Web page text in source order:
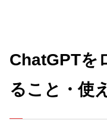
ChatGPTを
ること・使